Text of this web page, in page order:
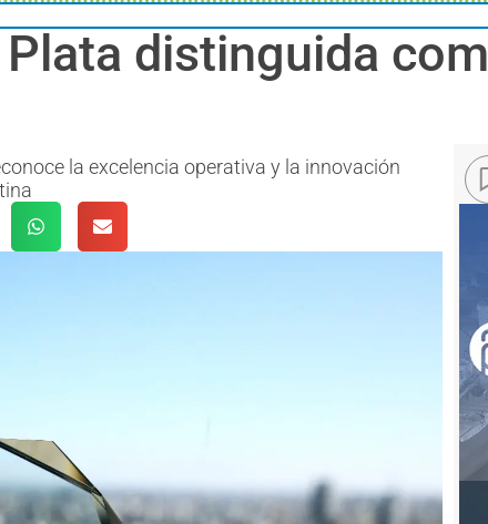
distinguida
la excelencia operativa y la innovación